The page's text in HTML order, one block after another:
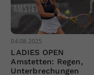
04.08.2025
LADIES OPEN
Amstetten: Regen,
Unterbrechungen